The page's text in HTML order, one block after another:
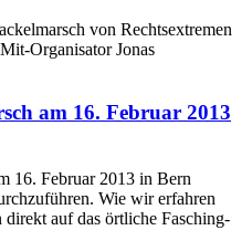
von Rechtsextremen
Organisator Jonas
am 16. Februar 2013
16. Februar 2013 in Bern
Wie wir erfahren
auf das örtliche Fasching-